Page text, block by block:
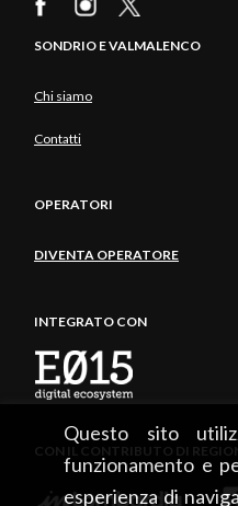
Questo sito
funzionamento e
esperienza di
SONDRIO E VALMALENCO
Chi siamo
Contatti
OPERATORI
DIVENTA OPERATORE
INTEGRATO CON
CON IL CONTRIBUTO DI